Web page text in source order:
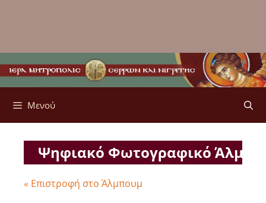
Μενού
Ψηφιακό Φωτογραφικό
« Επιστροφή στο Άλμπουμ